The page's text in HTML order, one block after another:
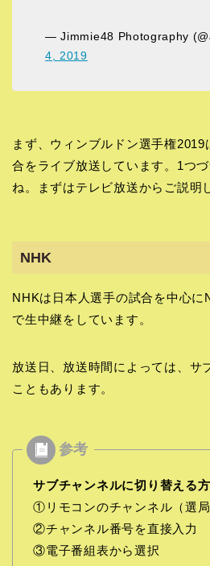
— Jimmie48 Photography
4, 2019
まず、ウィンブルドン選手権
合をライブ放送しています。1つ
ね。まずはテレビ放送からご説明
NHK
NHKは日本人選手の試合を中心に
で生中継をしています。
放送日、放送時間によっては、サ
こともあります。
サブチャンネルに切り替える
①リモコンのチャンネル（選
②チャンネル番号を直接入力
③電子番組表から選択